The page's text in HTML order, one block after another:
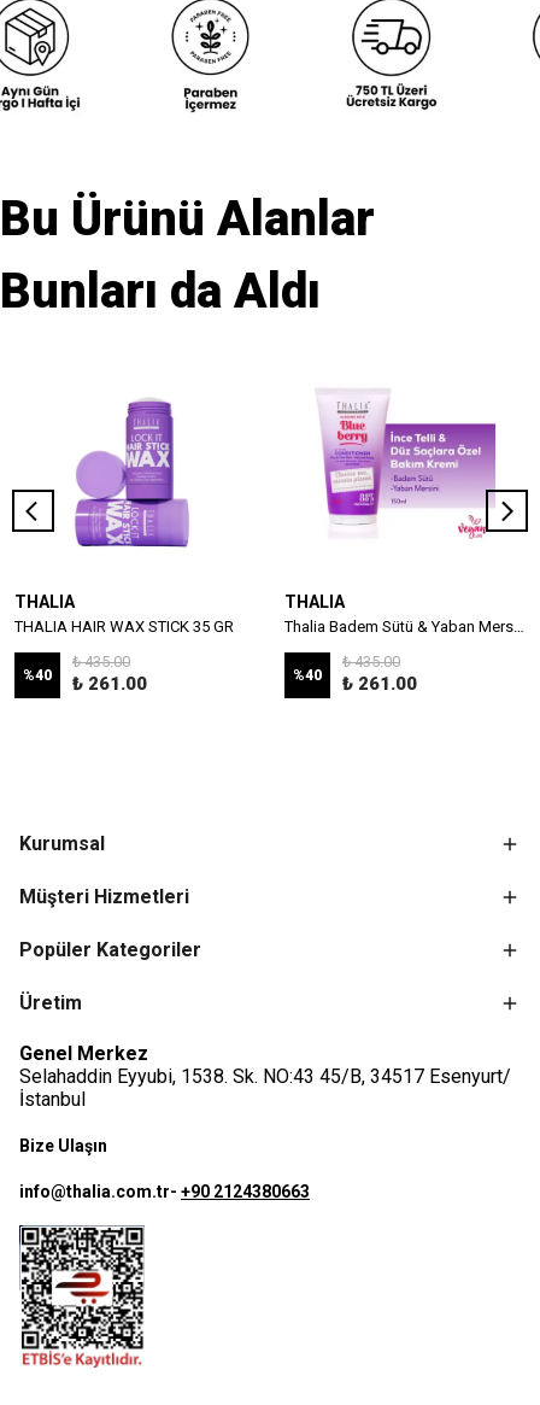
Bu Ürünü Alanlar
Bunları da Aldı
THALIA
THALIA HAIR WAX STICK 35 GR
%40
₺ 435.00
₺ 261.00
THALIA
%40
₺ 435.00
₺ 261.00
Kurumsal
Müşteri Hizmetleri
Popüler Kategoriler
Üretim
Genel Merkez
Selahaddin Eyyubi, 1538. Sk. NO:43 45/B, 34517 Esenyurt/
İstanbul
Bize Ulaşın
info@thalia.com.tr- +90 2124380663